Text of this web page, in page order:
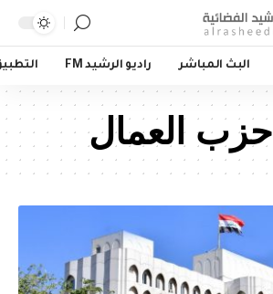
البث المباشر راديو الرشيد FM
حزب العمال